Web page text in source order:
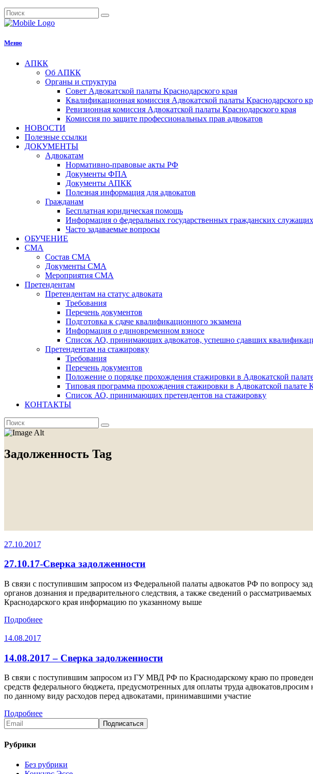
Меню
АПКК
Об АПКК
Органы и структура
Совет Адвокатской палаты Краснодарского края
Квалификационная комиссия Адвокатской палаты Краснодарского
Ревизионная комиссия Адвокатской палаты Краснодарского края
Комиссия по защите профессиональных прав адвокатов
НОВОСТИ
Полезные ссылки
ДОКУМЕНТЫ
Адвокатам
Нормативно-правовые акты РФ
Документы ФПА
Документы АПКК
Полезная информация для адвокатов
Гражданам
Бесплатная юридическая помощь
Информация о федеральных государственных гражданских
Часто задаваемые вопросы
ОБУЧЕНИЕ
СМА
Состав СМА
Документы СМА
Мероприятия СМА
Претендентам
Претендентам на статус адвоката
Требования
Перечень документов
Подготовка к сдаче квалификационного экзамена
Информация о единовременном взносе
Список АО, принимающих адвокатов, успешно сдавших
Претендентам на стажировку
Требования
Перечень документов
Положение о порядке прохождения стажировки в Адвокатской
Типовая программа прохождения стажировки в Адвокатской палате
Список АО, принимающих претендентов на стажировку
КОНТАКТЫ
Задолженность Tag
27.10.2017
27.10.17-Сверка задолженности
В связи с поступившим запросом из Федеральной палаты адвокатов РФ по вопросу
органов дознания и предварительного следствия, а также сведений о
Краснодарского края информацию по указанному выше
Подробнее
14.08.2017
14.08.2017 – Сверка задолженности
В связи с поступившим запросом из ГУ МВД РФ по Краснодарскому краю по
средств федерального бюджета, предусмотренных для оплаты труда
по данному виду расходов перед адвокатами, принимавшими участие
Подробнее
Рубрики
Без рубрики